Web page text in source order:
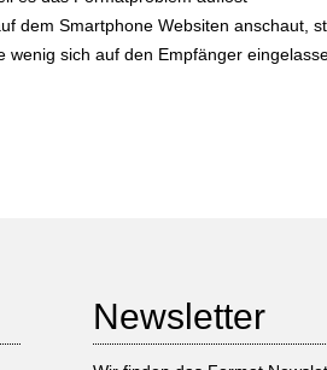
dem Smartphone Websiten anschaut,
sich auf den Empfänger
Newsletter